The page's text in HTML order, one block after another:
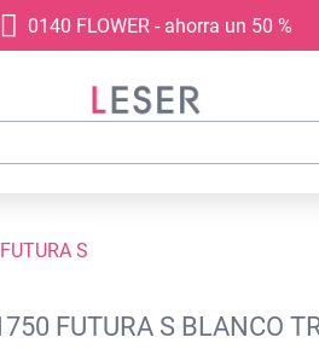
0140 FLOWER - ahorra un 50 %
S
FUTURA S BLANCO